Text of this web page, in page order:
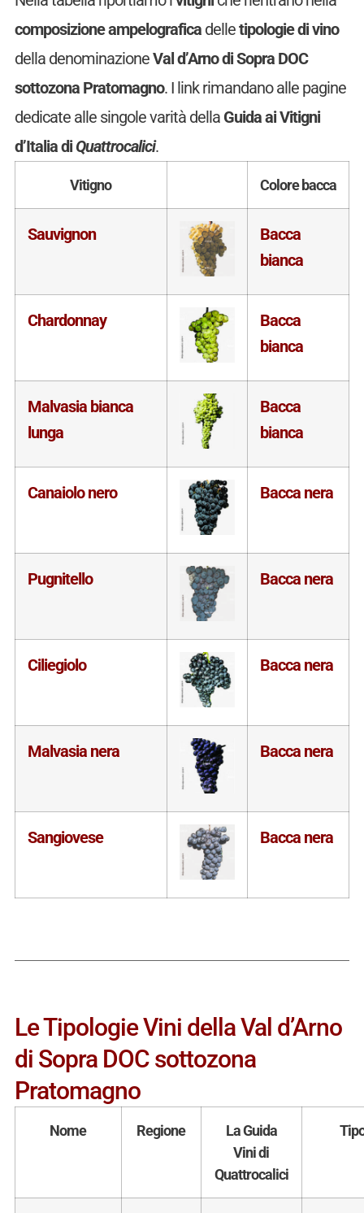
composizione ampelograficadelletipologie di vino
della denominazioneVal d’Arno di Sopra DOC
sottozona Pratomagno. I link rimandano alle pagine
dedicate alle singole varità della Guida ai Vitigni
d’Italia diQuattrocalici.
Vitigno Colore bacca
Sauvignon
Bacca
bianca
Chardonnay
Bacca
bianca
Malvasia bianca
lunga
Bacca
bianca
Canaiolo nero Bacca nera
Pugnitello Bacca nera
Ciliegiolo Bacca nera
Malvasia nera Bacca nera
Sangiovese Bacca nera
Le Tipologie Vini della Val d’Arno
di Sopra DOC sottozona
Pratomagno
Nome Regione
La Guida
Vini di
Quattrocalici